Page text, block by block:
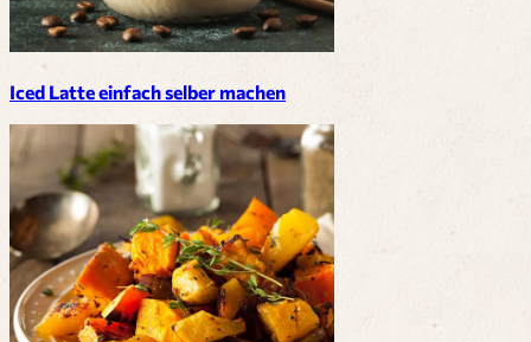
Iced Latte einfach selber machen